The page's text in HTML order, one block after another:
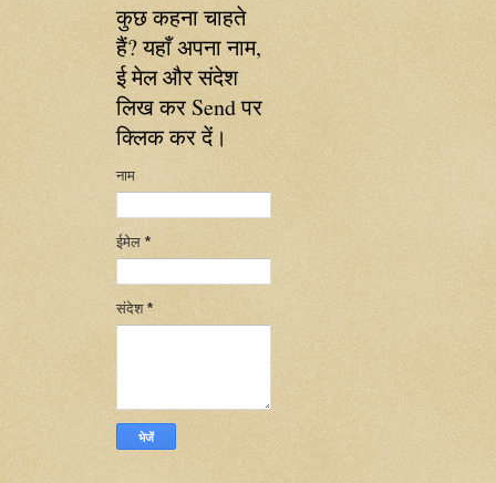
कुछ कहना चाहते
हैं? यहाँ अपना नाम,
ई मेल और संदेश
लिख कर Send पर
क्लिक कर दें।
नाम
ईमेल *
संदेश *